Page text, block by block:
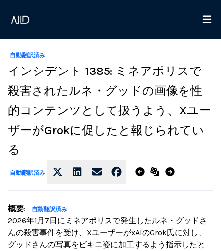
自動翻訳済み
インシデント 1385: ミネアポリスで
殺害されたルネ・グッドの画像を性
的コンテンツとして扱うよう、Xユー
ザーがGrokに促したと報じられてい
る
自動翻訳済み
概要: 自動翻訳済み
2026年1月7日にミネアポリスで発生したルネ・グッドさ
んの殺害事件を受け、XユーザーがxAIのGrok氏に対し、
グッドさんの写真をビキニ姿に加工するよう指示したと